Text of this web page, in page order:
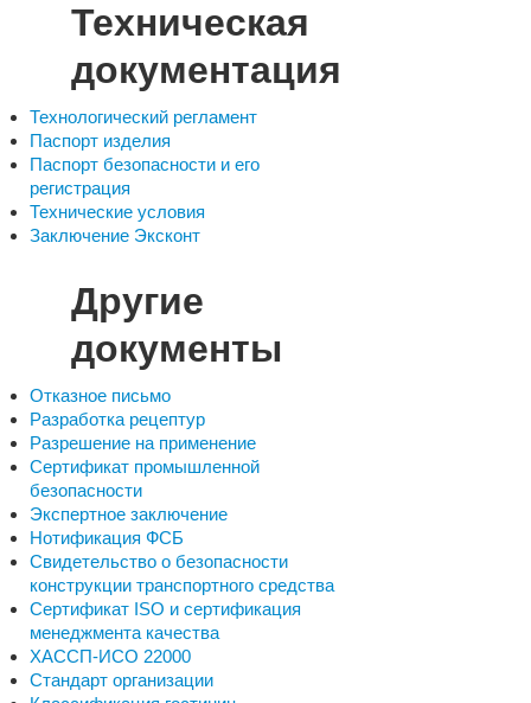
Техническая
документация
Технологический регламент
Паспорт изделия
Паспорт безопасности и его
регистрация
Технические условия
Заключение Эксконт
Другие
документы
Отказное письмо
Разработка рецептур
Разрешение на применение
Сертификат промышленной
безопасности
Экспертное заключение
Нотификация ФСБ
Свидетельство о безопасности
конструкции транспортного средства
Сертификат ISO и сертификация
менеджмента качества
ХАССП-ИСО 22000
Стандарт организации